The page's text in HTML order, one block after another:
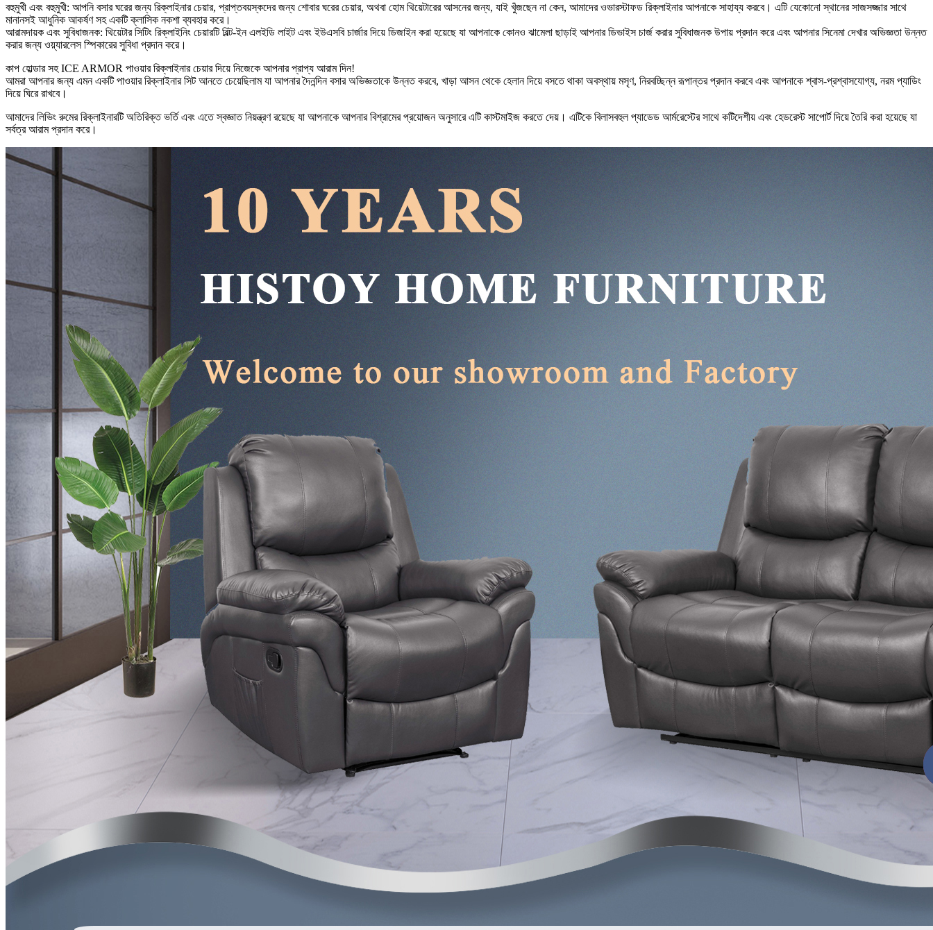
বহুমুখী এবং বহুমুখী: আপনি বসার ঘরের জন্য রিক্লাইনার চেয়ার, প্রাপ্তবয়স্কদের জন্য শোবার ঘরের চেয়ার, অথবা হোম থিয়েটারের আসনের জন্য, যাই খুঁজছেন না কেন, আমাদের ওভারস্টাফড রিক্লাইনার আপনাকে সাহায্য করবে। এটি যেকোনো স্থানের সাজসজ্জার সাথে
মানানসই আধুনিক আকর্ষণ সহ একটি ক্লাসিক নকশা ব্যবহার করে।
আরামদায়ক এবং সুবিধাজনক: থিয়েটার সিটিং রিক্লাইনিং চেয়ারটি বিল্ট-ইন এলইডি লাইট এবং ইউএসবি চার্জার দিয়ে ডিজাইন করা হয়েছে যা আপনাকে কোনও ঝামেলা ছাড়াই আপনার ডিভাইস চার্জ করার সুবিধাজনক উপায় প্রদান করে এবং আপনার সিনেমা দেখার অভিজ্ঞতা উন্নত
করার জন্য ওয়্যারলেস স্পিকারের সুবিধা প্রদান করে।
কাপ হোল্ডার সহ ICE ARMOR পাওয়ার রিক্লাইনার চেয়ার দিয়ে নিজেকে আপনার প্রাপ্য আরাম দিন!
আমরা আপনার জন্য এমন একটি পাওয়ার রিক্লাইনার সিট আনতে চেয়েছিলাম যা আপনার দৈনন্দিন বসার অভিজ্ঞতাকে উন্নত করবে, খাড়া আসন থেকে হেলান দিয়ে বসতে থাকা অবস্থায় মসৃণ, নিরবচ্ছিন্ন রূপান্তর প্রদান করবে এবং আপনাকে শ্বাস-প্রশ্বাসযোগ্য, নরম প্যাডিং
দিয়ে ঘিরে রাখবে।
আমাদের লিভিং রুমের রিক্লাইনারটি অতিরিক্ত ভর্তি এবং এতে স্বজ্ঞাত নিয়ন্ত্রণ রয়েছে যা আপনাকে আপনার বিশ্রামের প্রয়োজন অনুসারে এটি কাস্টমাইজ করতে দেয়। এটিকে বিলাসবহুল প্যাডেড আর্মরেস্টের সাথে কটিদেশীয় এবং হেডরেস্ট সাপোর্ট দিয়ে তৈরি করা হয়েছে যা
সর্বত্র আরাম প্রদান করে।